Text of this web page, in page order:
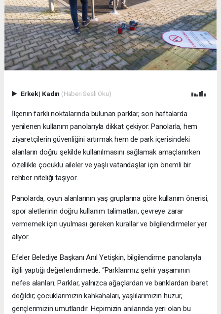
Erkek| Kadın (Haberi Sesli Oku)
İlçenin farklı noktalarında bulunan parklar, son haftalarda
yenilenen kullanım panolarıyla dikkat çekiyor. Panolarla, hem
ziyaretçilerin güvenliğini artırmak hem de park içerisindeki
alanların doğru şekilde kullanılmasını sağlamak amaçlanırken
özellikle çocuklu aileler ve yaşlı vatandaşlar için önemli bir
rehber niteliği taşıyor.
Panolarda, oyun alanlarının yaş gruplarına göre kullanım önerisi,
spor aletlerinin doğru kullanım talimatları, çevreye zarar
vermemek için uyulması gereken kurallar ve bilgilendirmeler yer
alıyor.
Efeler Belediye Başkanı Anıl Yetişkin, bilgilendirme panolarıyla
ilgili yaptığı değerlendirmede, “Parklarımız şehir yaşamının
nefes alanları. Parklar, yalnızca ağaçlardan ve banklardan ibaret
değildir; çocuklarımızın kahkahaları, yaşlılarımızın huzur,
gençlerimizin umutlarıdır. Hepimizin anılarında yeri olan bu